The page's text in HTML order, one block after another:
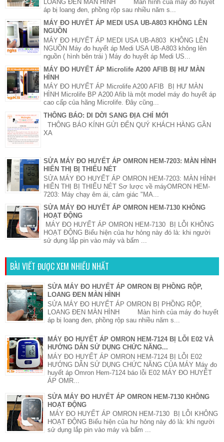
LOANG ĐEN MÀN HÌNH Màn hình của máy đo huyết
áp bị loang đen, phồng rộp sau nhiều năm s...
MÁY ĐO HUYẾT ÁP MEDI USA UB-A803 KHÔNG LÊN
NGUỒN
MÁY ĐO HUYẾT ÁP MEDI USA UB-A803 KHÔNG LÊN
NGUỒN Máy đo huyết áp Medi USA UB-A803 không lên
nguồn ( hình bên trái ) Máy đo huyết áp Medi US...
MÁY ĐO HUYẾT ÁP Microlife A200 AFIB BỊ HƯ MÀN
HÌNH
MÁY ĐO HUYẾT ÁP Microlife A200 AFIB BỊ HƯ MÀN
HÌNH Microlife BP A200 Afib là một model máy đo huyết áp
cao cấp của hãng Microlife. Đây cũng...
THÔNG BÁO: DI DỜI SANG ĐỊA CHỈ MỚI
THÔNG BÁO KÍNH GỬI ĐẾN QUÝ KHÁCH HÀNG GẦN
XA
SỬA MÁY ĐO HUYẾT ÁP OMRON HEM-7203: MÀN HÌNH
HIỂN THỊ BỊ THIẾU NÉT
SỬA MÁY ĐO HUYẾT ÁP OMRON HEM-7203: MÀN HÌNH
HIỂN THỊ BỊ THIẾU NÉT Sơ lược về máyOMRON HEM-
7203: Máy chạy êm ái, cảm giác "MA...
SỬA MÁY ĐO HUYẾT ÁP OMRON HEM-7130 KHÔNG
HOẠT ĐỘNG
MÁY ĐO HUYẾT ÁP OMRON HEM-7130 BỊ LỖI KHÔNG
HOẠT ĐỘNG Biểu hiện của hư hỏng này đó là: khi người
sử dụng lắp pin vào máy và bấm ...
BÀI VIẾT ĐƯỢC XEM NHIỀU NHẤT
SỬA MÁY ĐO HUYẾT ÁP OMRON BỊ PHỒNG RỘP,
LOANG ĐEN MÀN HÌNH
SỬA MÁY ĐO HUYẾT ÁP OMRON BỊ PHỒNG RỘP,
LOANG ĐEN MÀN HÌNH Màn hình của máy đo huyết
áp bị loang đen, phồng rộp sau nhiều năm s...
MÁY ĐO HUYẾT ÁP OMRON HEM-7124 BỊ LỖI E02 VÀ
HƯỚNG DẪN SỬ DỤNG CHỨC NĂNG...
MÁY ĐO HUYẾT ÁP OMRON HEM-7124 BỊ LỖI E02
HƯỚNG DẪN SỬ DỤNG CHỨC NĂNG CỦA MÁY Máy đo
huyết áp Omron Hem-7124 báo lỗi E02 MÁY ĐO HUYẾT
ÁP OMR...
SỬA MÁY ĐO HUYẾT ÁP OMRON HEM-7130 KHÔNG
HOẠT ĐỘNG
MÁY ĐO HUYẾT ÁP OMRON HEM-7130 BỊ LỖI KHÔNG
HOẠT ĐỘNG Biểu hiện của hư hỏng này đó là: khi người
sử dụng lắp pin vào máy và bấm ...